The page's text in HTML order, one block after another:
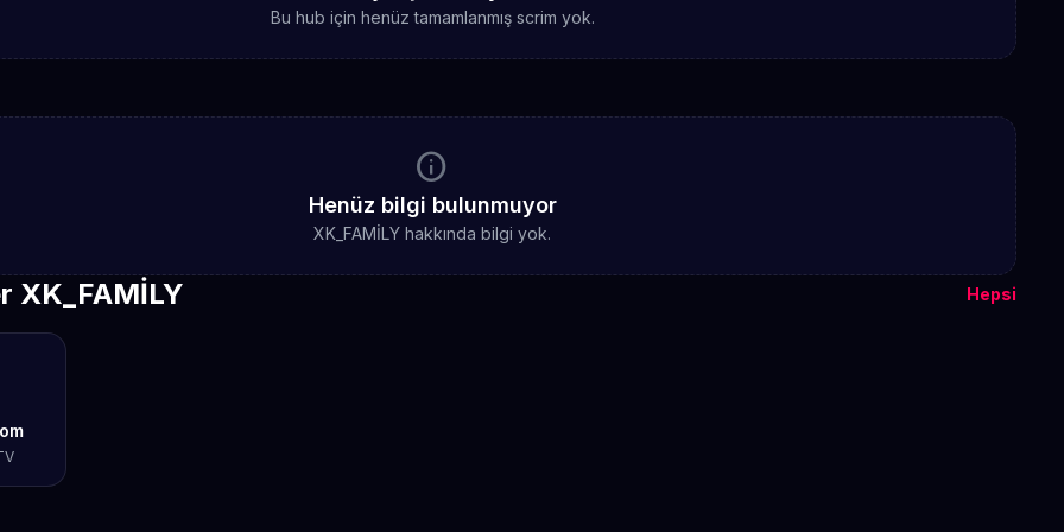
Bu hub için henüz tamamlanmış scrim yok.
info
Henüz bilgi bulunmuyor
XK_FAMİLY hakkında bilgi yok.
XK_FAMİLY Hepsi